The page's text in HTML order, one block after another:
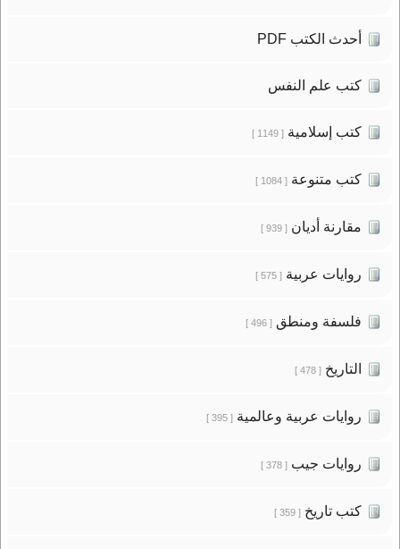
أحدث الكتب PDF
كتب علم النفس
كتب إسلامية[ 1149 ]
كتب متنوعة[ 1084 ]
مقارنة أديان[ 939 ]
روايات عربية[ 575 ]
فلسفة ومنطق[ 496 ]
التاريخ[ 478 ]
روايات عربية وعالمية[ 395 ]
روايات جيب[ 378 ]
كتب تاريخ[ 359 ]